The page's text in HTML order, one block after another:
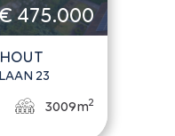
475.000
23
3009m2